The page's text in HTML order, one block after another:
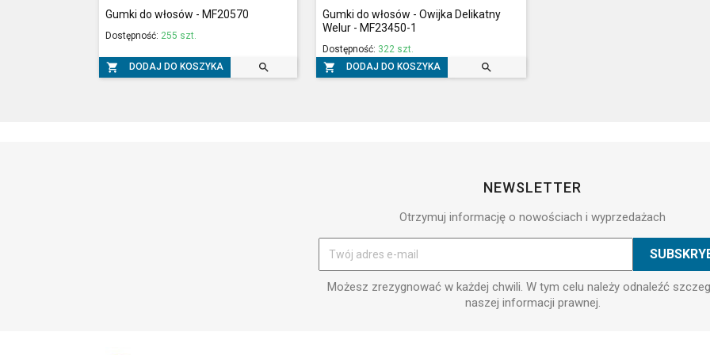
Gumki do włosów - MF20570
Dostępność: 255 szt.
 DODAJ DO KOSZYKA 
Gumki do włosów - Owijka Delikatny
Welur - MF23450-1
Dostępność: 322 szt.
 DODAJ DO KOSZYKA 
NEWSLETTER
Otrzymuj informację o nowościach i wyprzedażach
Możesz zrezygnować w każdej chwili. W tym celu należy odnaleźć
naszej informacji prawnej.